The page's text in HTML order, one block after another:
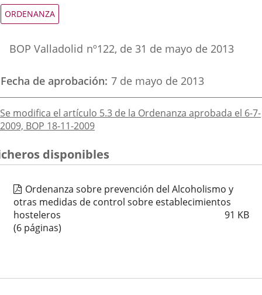
externa.externa.
Tipo
de
ORDENANZA
boletin
BOP Valladolid nº122, de 31 de mayo de 2013
Fecha de aprobación 7 de mayo de 2013
Descripción
Se modifica el artículo 5.3 de la Ordenanza aprobada el 6-7-
2009, BOP 18-11-2009
disponibles
Ordenanza sobre prevención del Alcoholismo y
otras medidas de control sobre establecimientos
hosteleros
91 KB
(6 páginas)